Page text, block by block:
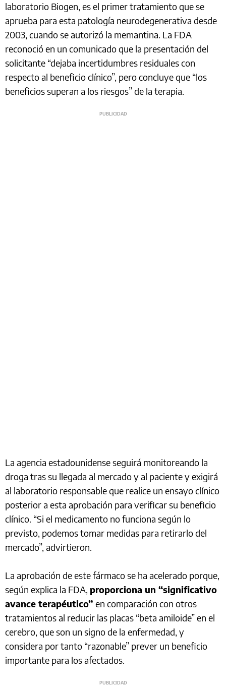
laboratorio Biogen, es el primer tratamiento que se
aprueba para esta patología neurodegenerativa desde
2003, cuando se autorizó la memantina. La FDA
reconoció en un comunicado que la presentación del
solicitante “dejaba incertidumbres residuales con
respecto al beneficio clínico”, pero concluye que “los
beneficios superan a los riesgos” de la terapia.
La agencia estadounidense seguirá monitoreando la
droga tras su llegada al mercado y al paciente y exigirá
al laboratorio responsable que realice un ensayo clínico
posterior a esta aprobación para verificar su beneficio
clínico. “Si el medicamento no funciona según lo
previsto, podemos tomar medidas para retirarlo del
mercado”, advirtieron.
La aprobación de este fármaco se ha acelerado porque,
según explica la FDA, proporciona un “significativo
avance terapéutico” en comparación con otros
tratamientos al reducir las placas “beta amiloide” en el
cerebro, que son un signo de la enfermedad, y
considera por tanto “razonable” prever un beneficio
importante para los afectados.